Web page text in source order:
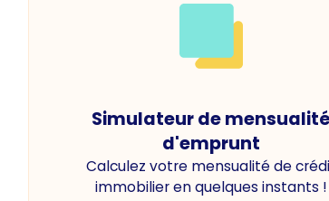
Simulateur de mensualité
d'emprunt
Calculez votre mensualité de
immobilier en quelques instants !